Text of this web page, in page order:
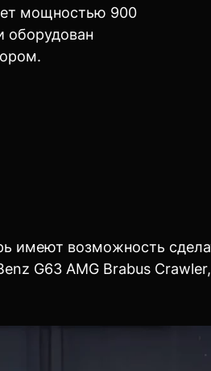
мощностью 900
оборудован
возможность
G63 AMG Brabus